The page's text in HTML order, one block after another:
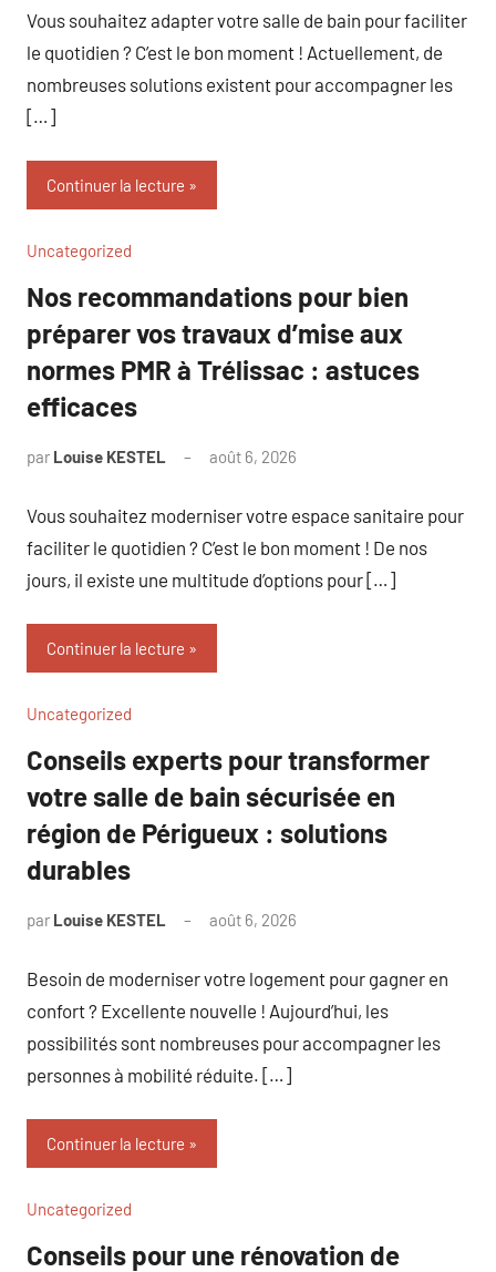
Vous souhaitez adapter votre salle de bain pour faciliter
le quotidien ? C’est le bon moment ! Actuellement, de
nombreuses solutions existent pour accompagner les
[…]
Continuer la lecture
Uncategorized
Nos recommandations pour bien
préparer vos travaux d’mise aux
normes PMR à Trélissac : astuces
efficaces
par Louise KESTEL août 6, 2026
Vous souhaitez moderniser votre espace sanitaire pour
faciliter le quotidien ? C’est le bon moment ! De nos
jours, il existe une multitude d’options pour […]
Continuer la lecture
Uncategorized
Conseils experts pour transformer
votre salle de bain sécurisée en
région de Périgueux : solutions
durables
par Louise KESTEL août 6, 2026
Besoin de moderniser votre logement pour gagner en
confort ? Excellente nouvelle ! Aujourd’hui, les
possibilités sont nombreuses pour accompagner les
personnes à mobilité réduite. […]
Continuer la lecture
Uncategorized
Conseils pour une rénovation de